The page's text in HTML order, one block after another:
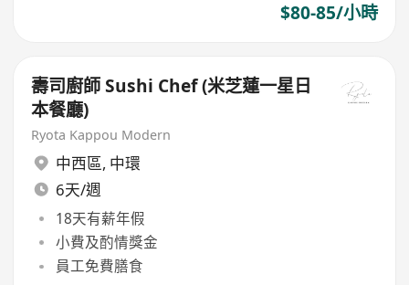
$80-85/小時
壽司廚師 Sushi Chef (米芝蓮一星日
本餐廳)
Ryota Kappou Modern
中西區, 中環
6天/週
18天有薪年假
小費及酌情獎金
員工免費膳食